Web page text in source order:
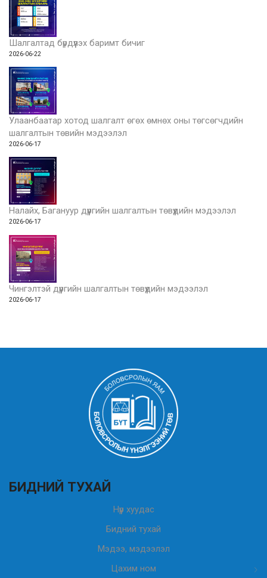
Шалгалтад бүрдүүлэх баримт бичиг
2026-06-22
Улаанбаатар хотод шалгалт өгөх өмнөх оны төгсөгчдийн
шалгалтын төвийн мэдээлэл
2026-06-17
Налайх, Багануур дүүргийн шалгалтын төвүүдийн мэдээлэл
2026-06-17
Чингэлтэй дүүргийн шалгалтын төвүүдийн мэдээлэл
2026-06-17
БИДНИЙ ТУХАЙ
Нүүр хуудас
Бидний тухай
Мэдээ, мэдээлэл
Цахим ном